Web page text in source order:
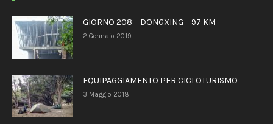
GIORNO 208 – DONGXING – 97 KM
2 Gennaio 2019
EQUIPAGGIAMENTO PER CICLOTURISMO
3 Maggio 2018